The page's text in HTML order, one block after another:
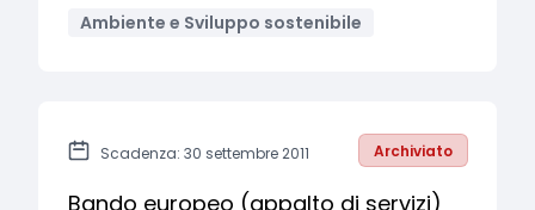
Ambiente e Sviluppo sostenibile
Scadenza: 30 settembre 2011 Archiviato
Bando europeo (appalto di servizi)